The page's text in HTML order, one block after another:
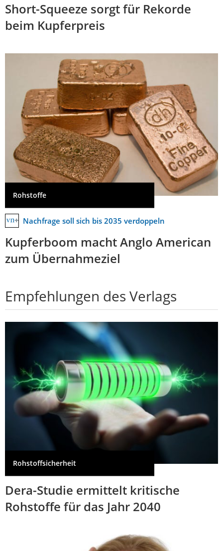
Short-Squeeze sorgt für Rekorde
beim Kupferpreis
Rohstoffe
Nachfrage soll sich bis 2035 verdoppeln
Kupferboom macht Anglo American
zum Übernahmeziel
Empfehlungen des Verlags
Rohstoffsicherheit
Dera-Studie ermittelt kritische
Rohstoffe für das Jahr 2040